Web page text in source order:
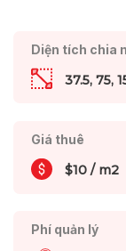
Diện tích chia
37.5, 75,
Giá thuê
$10 / m2
Phí quản lý